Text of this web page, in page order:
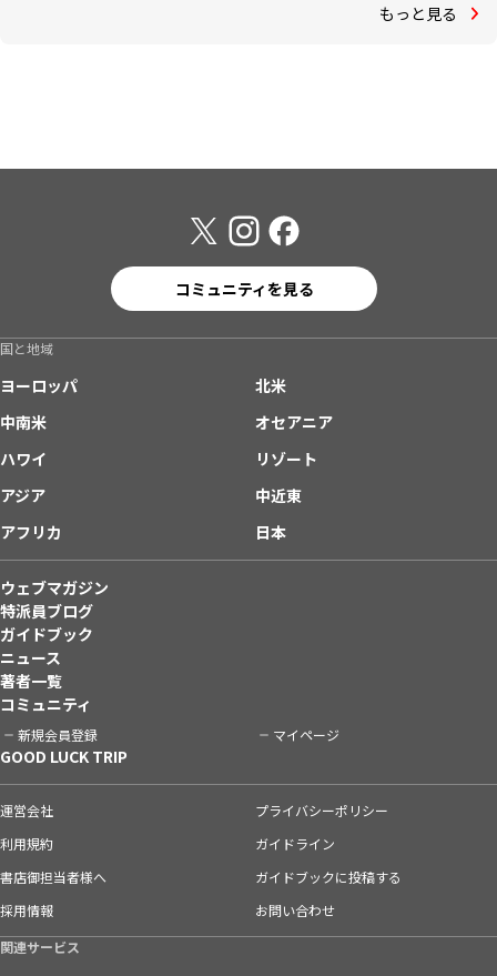
もっと見る
コミュニティを見る
国と地域
ヨーロッパ
北米
中南米
オセアニア
ハワイ
リゾート
アジア
中近東
アフリカ
日本
ウェブマガジン
特派員ブログ
ガイドブック
ニュース
著者一覧
コミュニティ
新規会員登録 マイページ
GOOD LUCK TRIP
運営会社
プライバシーポリシー
利用規約
ガイドライン
書店御担当者様へ
ガイドブックに投稿する
採用情報
お問い合わせ
関連サービス